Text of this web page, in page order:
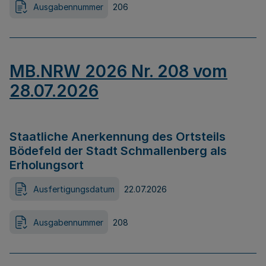
Ausgabennummer 206
MB.NRW 2026 Nr. 208 vom
28.07.2026
Staatliche Anerkennung des Ortsteils
Bödefeld der Stadt Schmallenberg als
Erholungsort
Ausfertigungsdatum 22.07.2026
Ausgabennummer 208